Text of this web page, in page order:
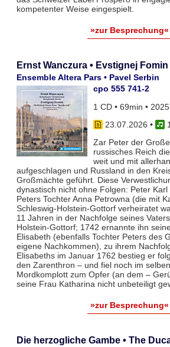
kompetenter Weise eingespielt.
»zur Besprechung«
Ernst Wanczura • Evstignej Fomin
Ensemble Altera Pars • Pavel Serbin
cpo 555 741-2
1 CD • 69min • 2025
23.07.2026 •
Zar Peter der
russisches Reich
weit und mit
aufgeschlagen und Russland in den
Großmächte geführt. Diese
dynastisch nicht ohne Folgen: Peter Karl
Peters Tochter Anna Petrowna (die mit
Schleswig-Holstein-Gottorf verheiratet
11 Jahren in der Nachfolge seines
Holstein-Gottorf; 1742 ernannte ihn
Elisabeth (ebenfalls Tochter Peters des
eigene Nachkommen), zu ihrem
Elisabeths im Januar 1762 bestieg er
den Zarenthron – und fiel noch im
Mordkomplott zum Opfer (an dem –
seine Frau Katharina nicht unbeteiligt
»zur Besprechung«
Die herzogliche Gambe • The